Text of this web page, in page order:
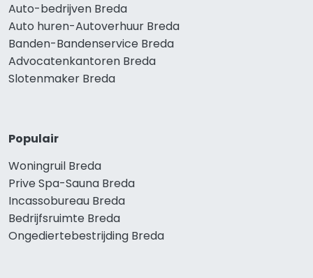
Auto-bedrijven Breda
Auto huren-Autoverhuur Breda
Banden-Bandenservice Breda
Advocatenkantoren Breda
Slotenmaker Breda
Populair
Woningruil Breda
Prive Spa-Sauna Breda
Incassobureau Breda
Bedrijfsruimte Breda
Ongediertebestrijding Breda